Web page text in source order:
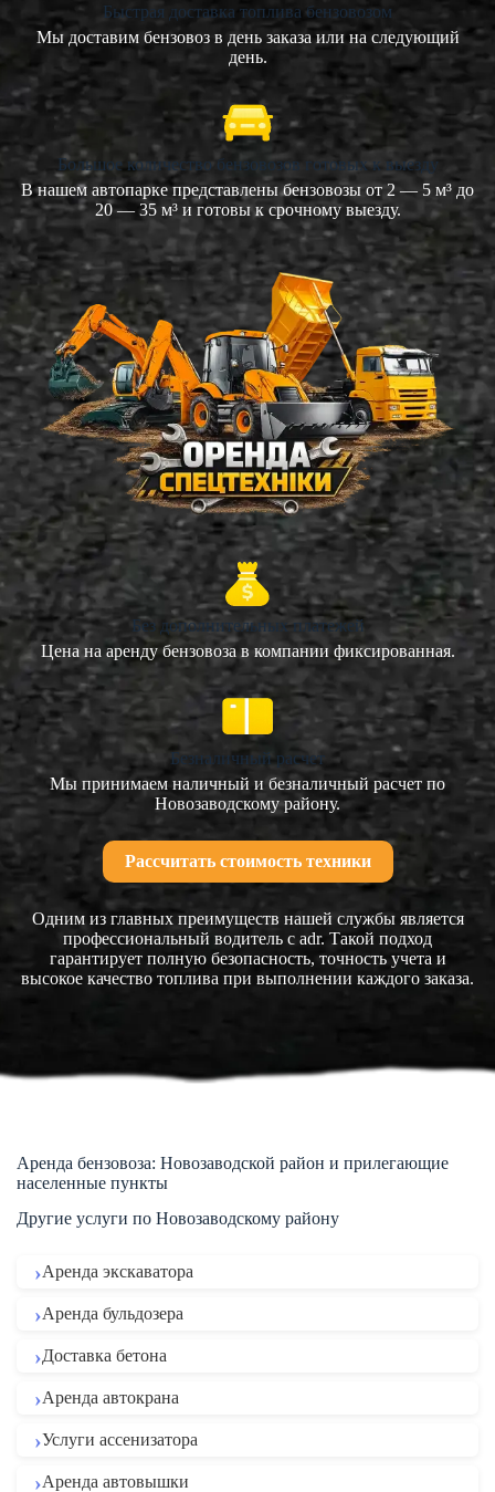
Быстрая доставка топлива бензовозом
Мы доставим бензовоз в день заказа или на следующий
день.
Большое количество бензовозов готовых к выезду
В нашем автопарке представлены бензовозы от 2 — 5 м³ до
20 — 35 м³ и готовы к срочному выезду.
Без дополнительных платежей
Цена на аренду бензовоза в компании фиксированная.
Безналичный расчет
Мы принимаем наличный и безналичный расчет по
Новозаводскому району.
Рассчитать стоимость техники
Одним из главных преимуществ нашей службы является
профессиональный водитель с adr. Такой подход
гарантирует полную безопасность, точность учета и
высокое качество топлива при выполнении каждого заказа.
Аренда бензовоза: Новозаводской район и прилегающие
населенные пункты
Другие услуги по Новозаводскому району
Аренда экскаватора
Аренда бульдозера
Доставка бетона
Аренда автокрана
Услуги ассенизатора
Аренда автовышки